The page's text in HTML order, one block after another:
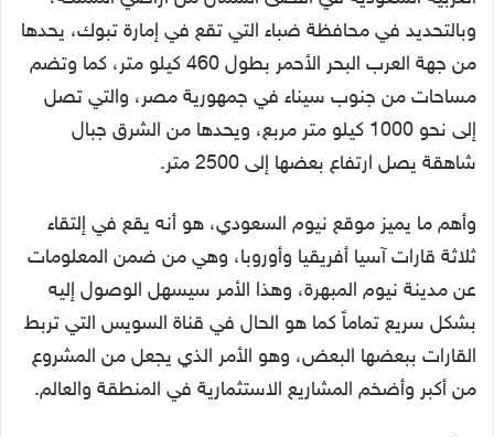
وبالتحديد في محافظة ضباء التي تقع في إمارة تبوك، يحدها
من جهة العرب البحر الأحمر بطول 460 كيلو متر، كما وتضم
مساحات من جنوب سيناء في جمهورية مصر، والتي تصل
إلى نحو 1000 كيلو متر مربع، ويحدها من الشرق جبال
شاهقة يصل ارتفاع بعضها إلى 2500 متر.
وأهم ما يميز موقع نيوم السعودي، هو أنه يقع في إلتقاء
ثلاثة قارات آسيا أفريقيا وأوروبا، وهي من ضمن المعلومات
عن مدينة نيوم المبهرة، وهذا الأمر سيسهل الوصول إليه
بشكل سريع تماماً كما هو الحال في قناة السويس التي تربط
القارات ببعضها البعض، وهو الأمر الذي يجعل من المشروع
من أكبر وأضخم المشاريع الاستثمارية في المنطقة والعالم.